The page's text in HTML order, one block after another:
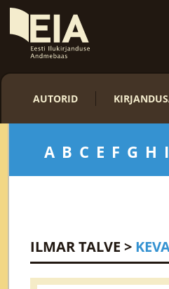
AUTORID
A B C E F G H I
ILMAR TALVE >